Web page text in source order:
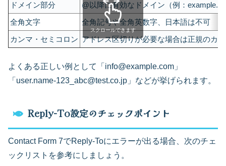
ドメイン部分
@以降に有効なドメイン（例：
全角文字
全角記号や全角英数字、日本語は不可
カンマ・セミコロン アドレス区切りが必要な場合は正規のカ
スクロールできます
よくある正しい例として「info@example.com」
「user.name-123_abc@test.co.jp」などが挙げられます。
Reply-To設定のチェックポイント
Contact Form 7でReply-Toにエラーが出る場合、次のチェ
ックリストを参考にしましょう。